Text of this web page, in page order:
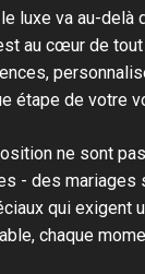
luxe va au-
au cœur de
étape de votre
ne sont
- des
qui exigent
chaque